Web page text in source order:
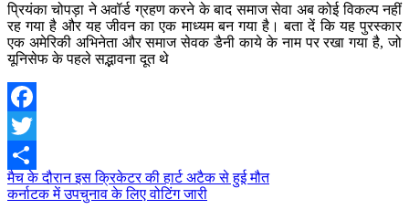
प्रियंका चोपड़ा ने अवॉर्ड ग्रहण करने के बाद समाज सेवा अब कोई विकल्प नहीं
रह गया है और यह जीवन का एक माध्यम बन गया है। बता दें कि यह पुरस्कार
एक अमेरिकी अभिनेता और समाज सेवक डैनी काये के नाम पर रखा गया है, जो
यूनिसेफ के पहले सद्भावना दूत थे
Facebook
Twitter
Share
Post
navigation
मैच के दौरान इस क्रिकेटर की हार्ट अटैक से हुई मौत
कर्नाटक में उपचुनाव के लिए वोटिंग जारी